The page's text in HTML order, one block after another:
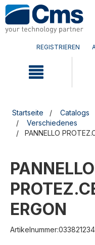
Zum
Inhalt
springen
Zum
Navigationsmen�
springen
REGISTRIEREN
Startseite Catalogs
Verschiedenes
PANNELLO
PANNELLO
ERGON